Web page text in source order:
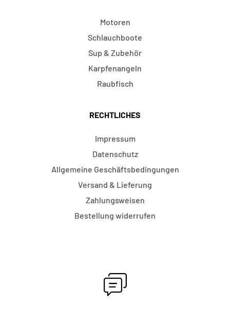
Motoren
Schlauchboote
Sup & Zubehör
Karpfenangeln
Raubfisch
RECHTLICHES
Impressum
Datenschutz
Allgemeine Geschäftsbedingungen
Versand & Lieferung
Zahlungsweisen
Bestellung widerrufen